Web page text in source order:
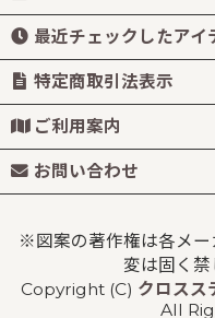
最近チェックしたアイ
特定商取引法表示
ご利用案内
お問い合わせ
※図案の著作権は各メー
変は固く禁
Copyright (C) クロスス
All